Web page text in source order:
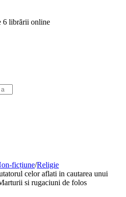
6 librării online
ficțiune/Religie